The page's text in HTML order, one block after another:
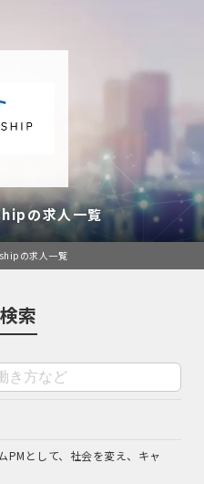
の求人一覧
の求人一覧
索
PMとして、社会を変え、キャ